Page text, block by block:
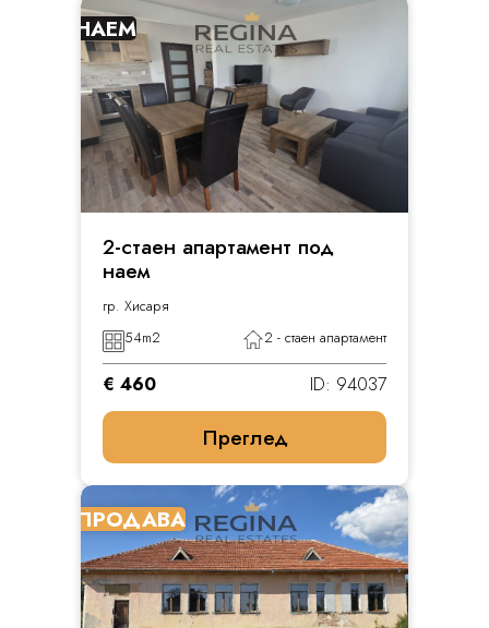
НАЕМ
2-стаен апартамент под
наем
гр. Хисаря
54m2 2 - стаен апартамент
€ 460 ID: 94037
Преглед
ПРОДАВА